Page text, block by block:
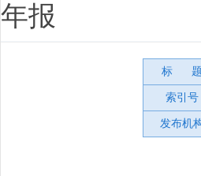
年报
标 题
索引号
发布机